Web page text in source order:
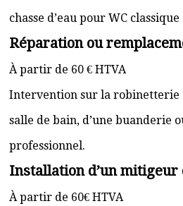
chasse d’eau pour WC
Réparation ou
À partir de 60 € HTVA
Intervention sur la robinetterie
salle de bain, d’une buanderie
professionnel.
Installation d’un mitigeur
À partir de 60€ HTVA